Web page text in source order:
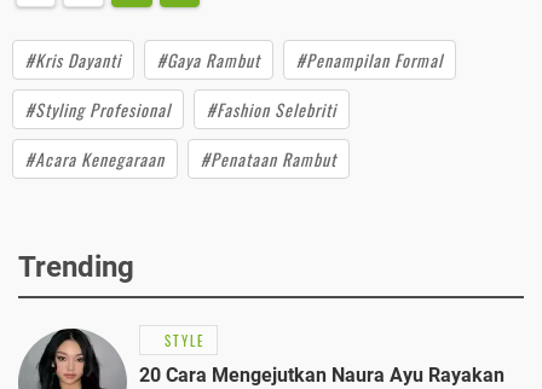
#Kris Dayanti #Gaya Rambut
#Penampilan Formal
#Styling Profesional
#Fashion Selebriti
#Acara Kenegaraan
#Penataan Rambut
Trending
STYLE
20 Cara Mengejutkan Naura Ayu Rayakan